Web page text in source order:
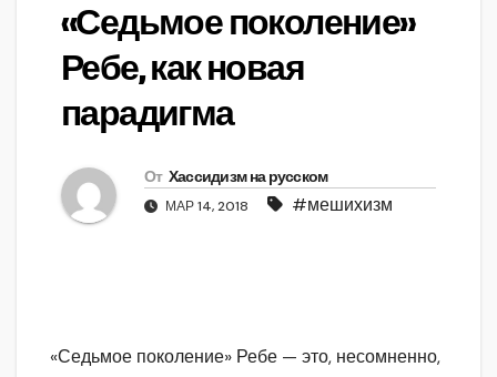
«Седьмое поколение»
Ребе, как новая
парадигма
От Хассидизм на русском
МАР 14, 2018 #мешихизм
«Седьмое поколение» Ребе — это, несомненно,